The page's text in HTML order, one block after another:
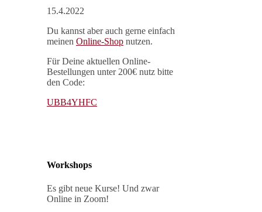
15.4.2022
Du kannst aber auch gerne einfach
meinen Online-Shop nutzen.
Für Deine aktuellen Online-
Bestellungen unter 200€ nutz bitte
den Code:
UBB4YHFC
Workshops
Es gibt neue Kurse! Und zwar
Online in Zoom!